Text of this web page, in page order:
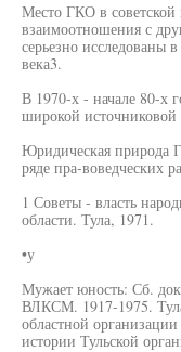
Место ГКО в советской
взаимоотношения с
серьезно
века3.
В 1970-х - начале 80-х
широкой источниковой
Юридическая природа
ряде пра-воведческих
1 Советы - власть
области. Тула, 1971.
•у
Мужает юность: Сб.
ВЛКСМ. 1917-1975.
областной
истории Тульской